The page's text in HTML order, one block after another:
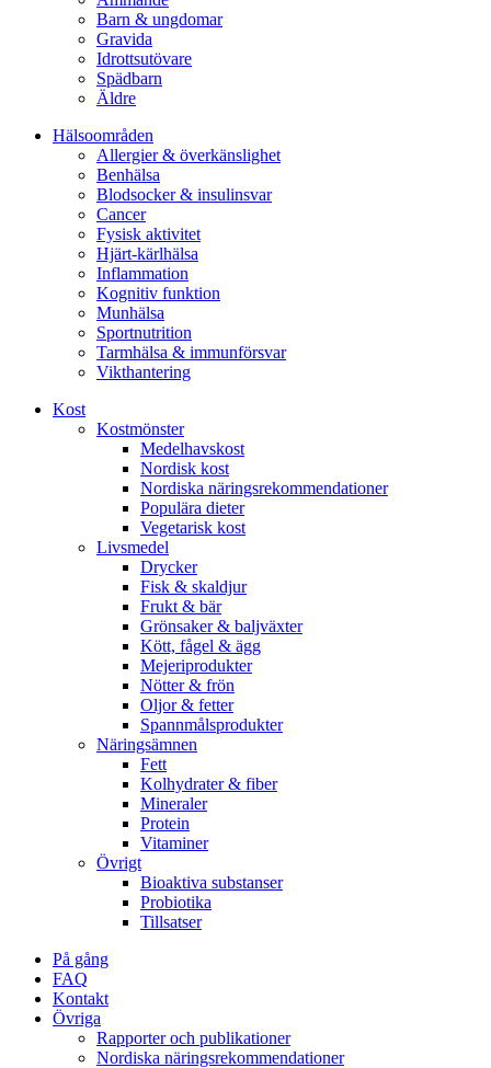
Barn & ungdomar
Gravida
Idrottsutövare
Spädbarn
Äldre
Hälsoområden
Allergier & överkänslighet
Benhälsa
Blodsocker & insulinsvar
Cancer
Fysisk aktivitet
Hjärt-kärlhälsa
Inflammation
Kognitiv funktion
Munhälsa
Sportnutrition
Tarmhälsa & immunförsvar
Vikthantering
Kost
Kostmönster
Medelhavskost
Nordisk kost
Nordiska näringsrekommendationer
Populära dieter
Vegetarisk kost
Livsmedel
Drycker
Fisk & skaldjur
Frukt & bär
Grönsaker & baljväxter
Kött, fågel & ägg
Mejeriprodukter
Nötter & frön
Oljor & fetter
Spannmålsprodukter
Näringsämnen
Fett
Kolhydrater & fiber
Mineraler
Protein
Vitaminer
Övrigt
Bioaktiva substanser
Probiotika
Tillsatser
På gång
FAQ
Kontakt
Övriga
Rapporter och publikationer
Nordiska näringsrekommendationer